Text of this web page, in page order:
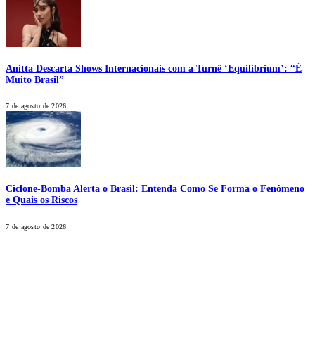
Anitta Descarta Shows Internacionais com a Turnê ‘Equilibrium’: “É
Muito Brasil”
7 de agosto de 2026
Ciclone-Bomba Alerta o Brasil: Entenda Como Se Forma o Fenômeno
e Quais os Riscos
7 de agosto de 2026